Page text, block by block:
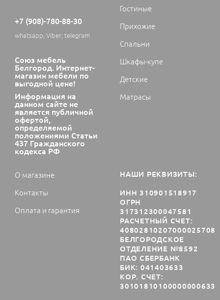
+7 (908)-780-88-30
whatsapp; Viber; telegram
Союз мебель
Белгород. Интернет-
магазин мебели по
выгодной цене!
Информация на
данном сайте не
является публичной
офертой,
определяемой
положениями Статьи
437 Гражданского
кодекса РФ
Гостиные
Прихожие
Спальни
Шкафы-купе
Детские
Матрасы
О магазине
Контакты
Оплата и гарантия
НАШИ РЕКВИЗИТЫ:
ИНН 310901518917
ОГРН
317312300047581
РАСЧЕТНЫЙ СЧЕТ:
40802810207000025708
БЕЛГОРОДСКОЕ
ОТДЕЛЕНИЕ №8592
ПАО СБЕРБАНК
БИК: 041403633
КОР. СЧЕТ:
30101810100000000633